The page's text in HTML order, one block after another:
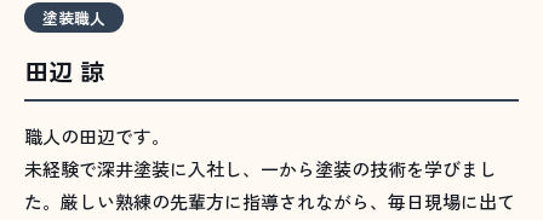
塗装職人
田辺 諒
職人の田辺です。
未経験で深井塗装に入社し、一から塗装の技術を学びまし
た。厳しい熟練の先輩方に指導されながら、毎日現場に出て